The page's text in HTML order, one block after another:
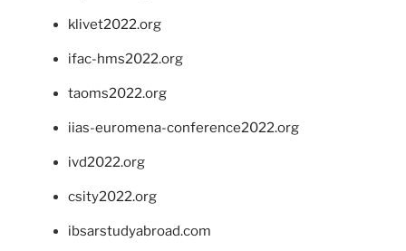
klivet2022.org
ifac-hms2022.org
taoms2022.org
iias-euromena-conference2022.org
ivd2022.org
csity2022.org
ibsarstudyabroad.com